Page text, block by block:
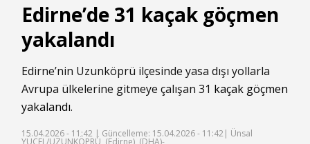
Edirne’de 31 kaçak göçmen
yakalandı
Edirne’nin Uzunköprü ilçesinde yasa dışı yollarla
Avrupa ülkelerine gitmeye çalışan 31 kaçak göçmen
yakalandı.
15.04.2026 - 11:42 | Güncelleme: 15.04.2026 - 11:42 | Ünsal
YÜCEL/UZUNKÖPRÜ, (Edirne), (DHA)-